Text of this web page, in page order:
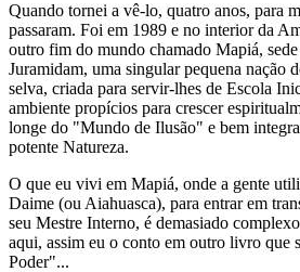
Quando tornei a vê-lo, quatro anos, para
passaram. Foi em 1989 e no interior da
outro fim do mundo chamado Mapiá,
Juramidam, uma singular pequena nação
selva, criada para servir-lhes de Escola
ambiente propícios para crescer
longe do "Mundo de Ilusão" e bem
potente Natureza.
O que eu vivi em Mapiá, onde a gente
Daime (ou Aiahuasca), para entrar em
seu Mestre Interno, é demasiado
aqui, assim eu o conto em outro livro que
Poder"...